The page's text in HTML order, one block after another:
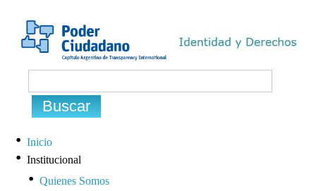
Inicio
Institucional
Quienes Somos